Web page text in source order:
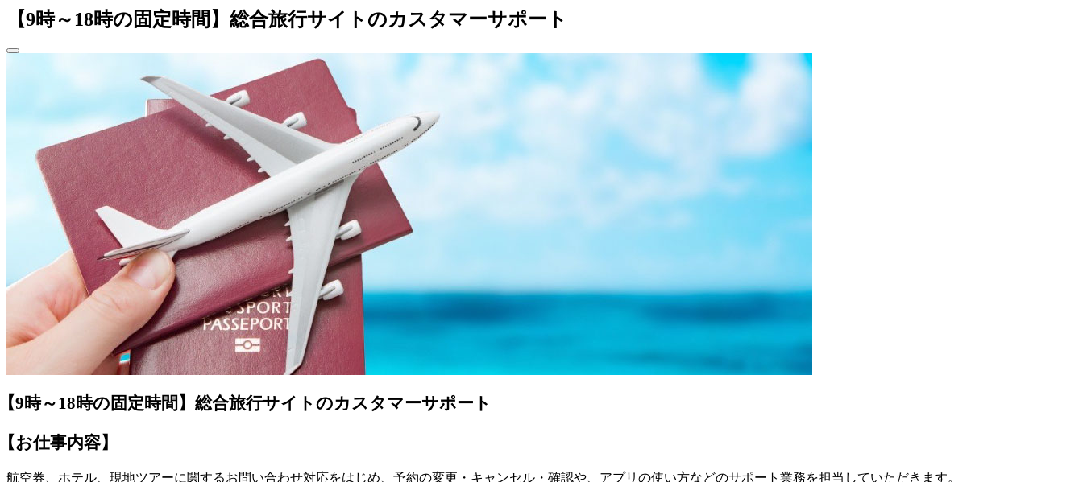
【9時～18時の固定時間】総合旅行サイトのカスタマーサポート
9時～18時の固定時間】総合旅行サイトのカスタマーサポート
お仕事内容】
航空券、ホテル、現地ツアーに関するお問い合わせ対応をはじめ、予約の変更・キャンセル・確認や、アプリの使い方などのサポート業務を担当していただきます。